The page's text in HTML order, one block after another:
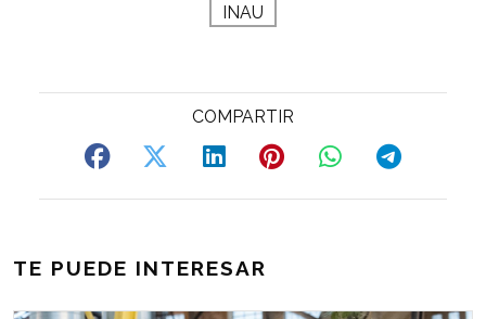
INAU
TE PUEDE INTERESAR